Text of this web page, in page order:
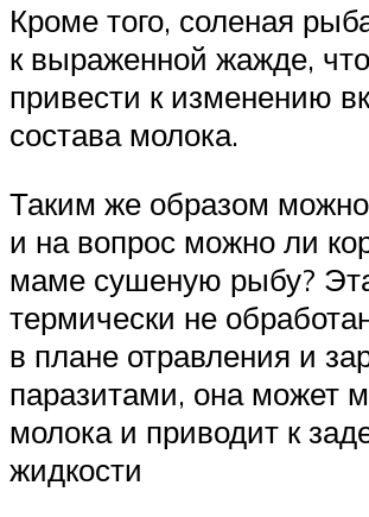
Кроме того, соленая
к выраженной жажде,
привести к изменению
состава молока.
Таким же образом можно
и на вопрос можно ли
маме сушеную рыбу?
термически не
в плане отравления и
паразитами, она может
молока и приводит к
жидкости